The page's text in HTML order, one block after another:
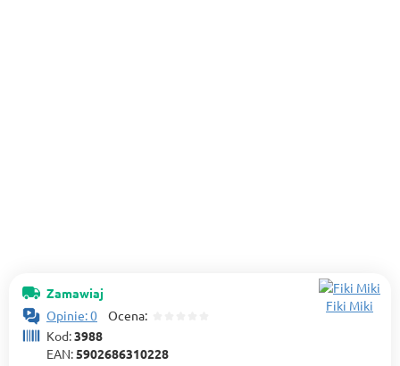
Zamawiaj
Opinie: 0 Ocena:
Kod:3988
EAN:5902686310228
Fiki Miki